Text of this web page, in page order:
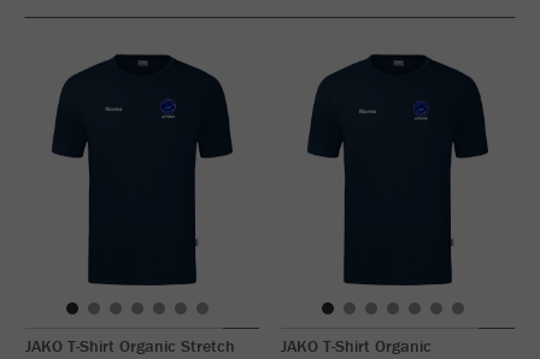
JAKO T-Shirt Organic Stretch
JAKO T-Shirt Organic